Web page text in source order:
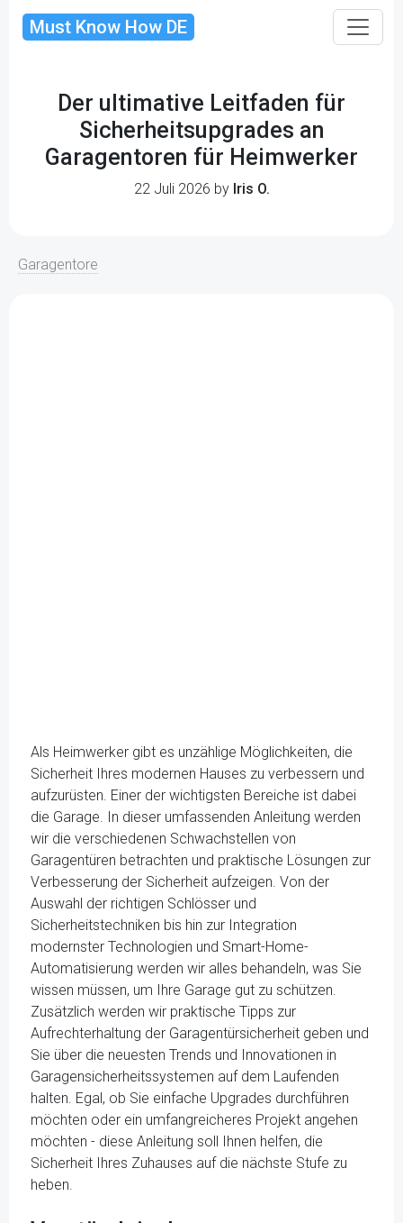
Must Know How DE
Der ultimative Leitfaden für
Sicherheitsupgrades an
Garagentoren für Heimwerker
22 Juli 2026 by Iris O.
Garagentore
Als Heimwerker gibt es unzählige Möglichkeiten, die
Sicherheit Ihres modernen Hauses zu verbessern und
aufzurüsten. Einer der wichtigsten Bereiche ist dabei
die Garage. In dieser umfassenden Anleitung werden
wir die verschiedenen Schwachstellen von
Garagentüren betrachten und praktische Lösungen zur
Verbesserung der Sicherheit aufzeigen. Von der
Auswahl der richtigen Schlösser und
Sicherheitstechniken bis hin zur Integration
modernster Technologien und Smart-Home-
Automatisierung werden wir alles behandeln, was Sie
wissen müssen, um Ihre Garage gut zu schützen.
Zusätzlich werden wir praktische Tipps zur
Aufrechterhaltung der Garagentürsicherheit geben und
Sie über die neuesten Trends und Innovationen in
Garagensicherheitssystemen auf dem Laufenden
halten. Egal, ob Sie einfache Upgrades durchführen
möchten oder ein umfangreicheres Projekt angehen
möchten - diese Anleitung soll Ihnen helfen, die
Sicherheit Ihres Zuhauses auf die nächste Stufe zu
heben.